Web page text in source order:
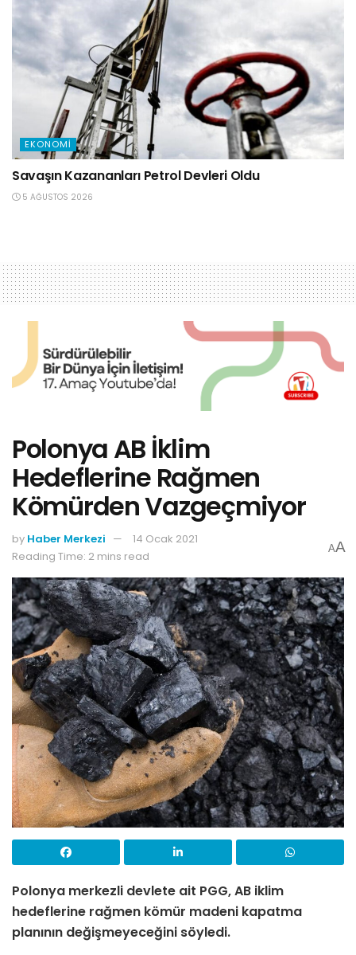
EKONOMI
Savaşın Kazananları Petrol Devleri Oldu
5 AĞUSTOS 2026
Polonya AB İklim
Hedeflerine Rağmen
Kömürden Vazgeçmiyor
by Haber Merkezi
14 Ocak 2021
Reading Time: 2 mins read
AA
Polonya merkezli devlete ait PGG, AB iklim
hedeflerine rağmen kömür madeni kapatma
planının değişmeyeceğini söyledi.